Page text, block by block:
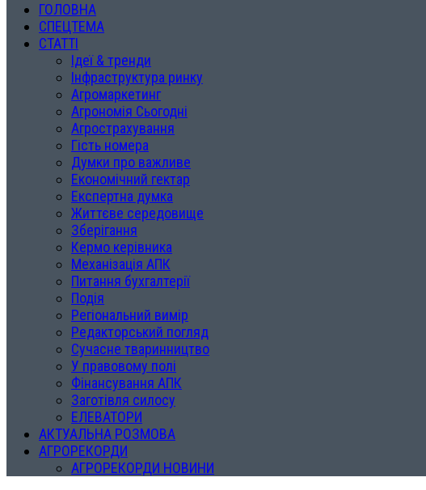
ГОЛОВНА
СПЕЦТЕМА
СТАТТІ
Ідеї & тренди
Інфраструктура ринку
Агромаркетинг
Агрономія Сьогодні
Агрострахування
Гість номера
Думки про важливе
Економічний гектар
Експертна думка
Життєве середовище
Зберігання
Кермо керівника
Механізація АПК
Питання бухгалтерії
Подія
Регіональний вимір
Редакторський погляд
Сучасне тваринництво
У правовому полі
Фінансування АПК
Заготівля силосу
ЕЛЕВАТОРИ
АКТУАЛЬНА РОЗМОВА
АГРОРЕКОРДИ
АГРОРЕКОРДИ НОВИНИ